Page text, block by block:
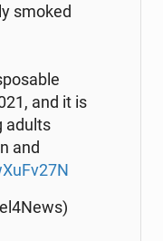
smoked
and it is
adults
and